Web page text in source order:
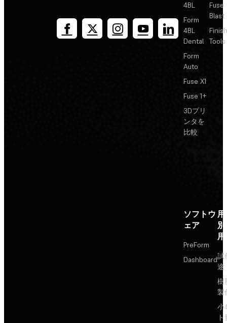
4BL
Form
4BL
Dental
Form
Auto
Fuse X1
Fuse 1+
3Dプリ
ンタを
比較
Fuse
Blast
Tools
ソフトウ
ェア
PreForm
Dashboard試
途
樹
製
小